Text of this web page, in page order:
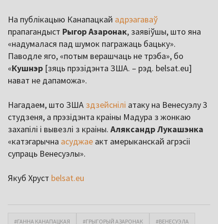
На публікацыю Канапацкай адрэагаваў
прапагандыст Рыгор Азаронак, заявіўшы, што яна
«надумалася пад шумок пагражаць бацьку».
Паводле яго, «потым верашчаць не трэба», бо
«Кушнэр [зяць прэзідэнта ЗША. – рэд. belsat.eu]
нават не дапаможа».
Нагадаем, што ЗША здзейснілі атаку на Венесуэлу 3
студзеня, а прэзідэнта краіны Мадура з жонкаю
захапілі і вывезлі з краіны. Аляксандр Лукашэнка
«катэгарычна асуджае акт амерыканскай агрэсіі
супраць Венесуэлы».
Якуб Хруст belsat.eu
#ГАННА КАНАПАЦКАЯ #ГРЫГОРЫЙ АЗАРОНАК #ВЕНЕСУЭЛА